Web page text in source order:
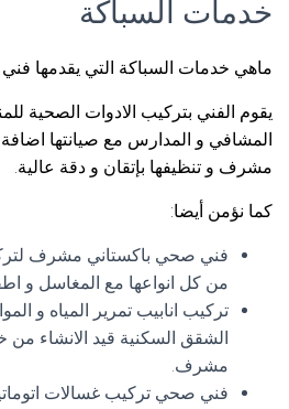
خدمات السباكة
ماهي خدمات السباكة التي يقدمها
يقوم الفني بتركيب الادوات الصحية
المشافي و المدارس مع صيانتها
مشرف و تنظيفها بإتقان و دقة عالية.
كما نؤمن أيضا:
فني صحي باكستاني مشرف
من كل انواعها مع المغاسل و
تركيب انابيب تمرير المياه و
الشقق السكنية قيد الانشاء
مشرف.
فني صحي تركيب غسالات